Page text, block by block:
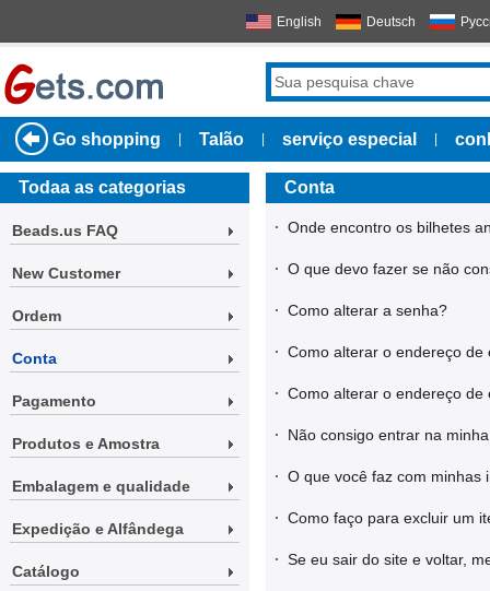
English Deutsch
Go shopping Talão serviço especial
Todaa as categorias
Beads.us FAQ
New Customer
Ordem
Conta
Pagamento
Produtos e Amostra
Embalagem e qualidade
Expedição e Alfândega
Catálogo
Conta
· Onde encontro os bilhetes
· O que devo fazer se não
· Como alterar a senha?
· Como alterar o endereço de
· Como alterar o endereço
· Não consigo entrar na
· O que você faz com minhas
· Como faço para excluir um
· Se eu sair do site e voltar,